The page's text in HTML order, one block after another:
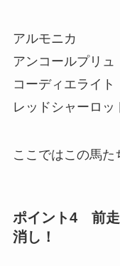
アルモニカ
アンコールプリュ
コーディエライト
レッドシャーロッ
ここではこの馬た
ポイント4 前走
消し！